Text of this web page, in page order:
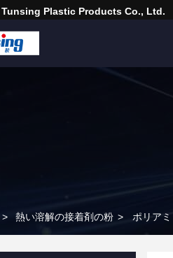
Plastic Products Co., Ltd.
> 熱い溶解の接着剤の粉 > ポリア